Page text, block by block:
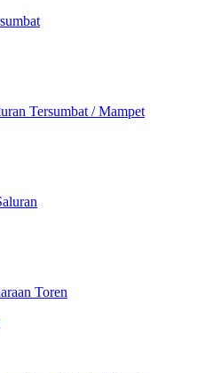
Tersumbat / Mampet
Toren